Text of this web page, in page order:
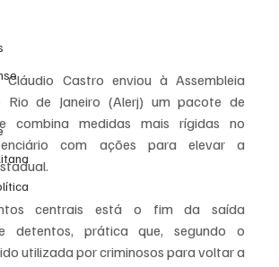
Cláudio Castro enviou à Assembleia
Rio de Janeiro (Alerj) um pacote de
combina medidas mais rígidas no
com ações para elevar a
centrais está o fim da saída
detentos, prática que, segundo o
utilizada por criminosos para voltar a